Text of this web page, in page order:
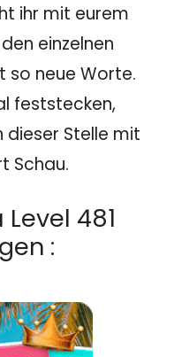
ihr mit eurem
einzelnen
so neue Worte.
feststecken,
dieser Stelle mit
Schau.
481
: